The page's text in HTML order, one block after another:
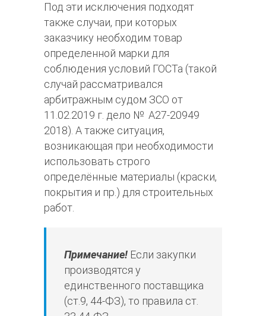
Под эти исключения подходят
также случаи, при которых
заказчику необходим товар
определенной марки для
соблюдения условий ГОСТа (такой
случай рассматривался
арбитражным судом ЗСО от
11.02.2019 г. дело № А27-20949
2018). А также ситуация,
возникающая при необходимости
использовать строго
определённые материалы (краски,
покрытия и пр.) для строительных
работ.
Примечание! Если закупки
производятся у
единственного поставщика
(ст.9, 44-ФЗ), то правила ст.